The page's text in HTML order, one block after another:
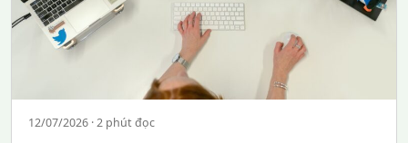
12/07/2026 · 2 phút đọc